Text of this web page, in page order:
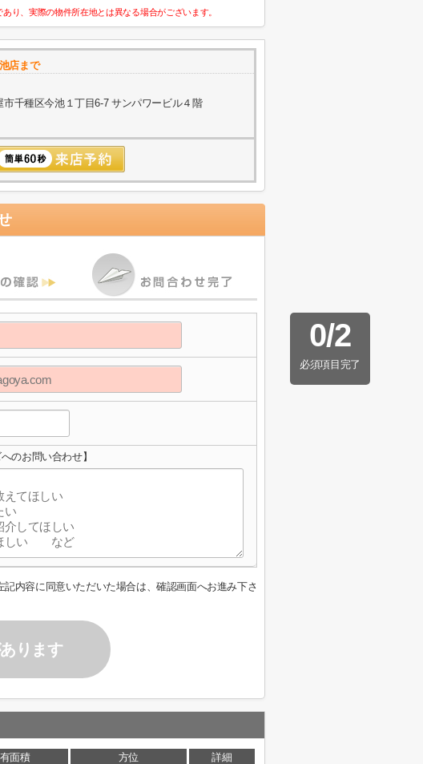
り、実際の物件所在地とは異なる場合がございます。
店まで
市千種区今池１丁目6-7 サンパワービル４階
0/2
必須項目完了
のお問い合わせ】
記内容に同意いただいた場合は、確認画面へお進み下さ
ります
面積 方位
詳細